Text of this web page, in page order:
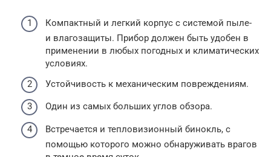
Компактный и легкий корпус с системой пыле-
и влагозащиты. Прибор должен быть удобен в
применении в любых погодных и климатических
условиях.
Устойчивость к механическим повреждениям.
Один из самых больших углов обзора.
Встречается и тепловизионный бинокль, с
помощью которого можно обнаруживать врагов